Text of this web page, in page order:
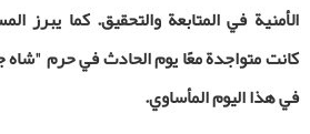
الأمنية في المتابعة والتحقيق. كما
كانت متواجدة معًا يوم الحادث في حرم
في هذا اليوم المأساوي.